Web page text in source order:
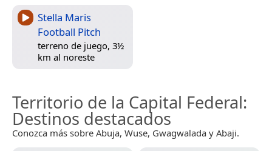
Stella Maris
Football Pitch
terreno de juego, 3½
km al noreste
Territorio de la Capital Federal:
Destinos destacados
Conozca más sobre Abuja, Wuse, Gwagwalada y Abaji.